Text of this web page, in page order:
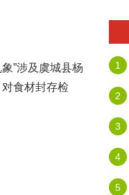
”涉及虞城县杨
食材封存检
1
2
3
4
5